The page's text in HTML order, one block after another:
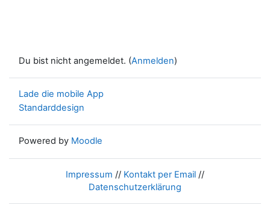
Du bist nicht angemeldet. (Anmelden)
Lade die mobile App
Standarddesign
Powered by Moodle
Impressum // Kontakt per Email //
Datenschutzerklärung